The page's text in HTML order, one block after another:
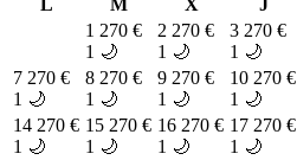
1 270 €
1 🌙
2 270 €
1 🌙
3 270 €
1 🌙
7 270 €
1 🌙
8 270 €
1 🌙
9 270 €
1 🌙
10 270 €
1 🌙
14 270 €
1 🌙
15 270 €
1 🌙
16 270 €
1 🌙
17 270 €
1 🌙